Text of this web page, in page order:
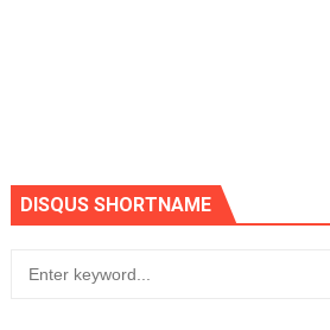
DISQUS SHORTNAME